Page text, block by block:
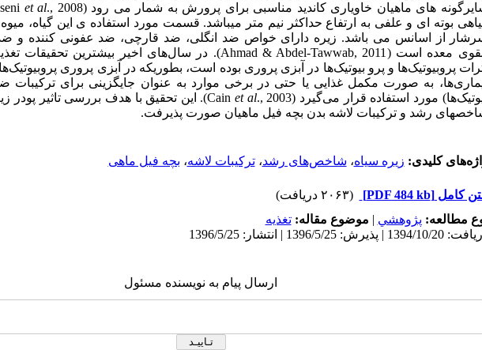
های ماهیان خاویاری کاندید مناسبی برای پرورش به شمار می رود (
et al., 2008
بوته ای و علفی به ارتفاع حداکثر نیم متر می­باشد. قسمت مورد استفاده ی این گیاه،
از اسانس می باشد. زیره دارای خواص ضد انگلی، ضد قارچی، ضد عفونی کننده و
معده است ( Ahmad & Abdel-Tawwab, 2011). در سال‌های اخیر بیشترین تحقیقات
پروبیوتیک‌ها و پرو بیوتیک‌ها در آبزی پروری بوده است، بطوریکه در آبزی پروری
به صورت مکمل غذایی یا حتی در برخی موارد به عنوان جایگزینی برای ترکیبات
مورد استفاده قرار می‌گیرد (
Cainet al., 2003
). این تحقیق با هدف بررسی تاثیر پودر
رشد و ترکیبات لاشه بدن بچه فیل ماهیان صورت پذیرفت.
کلیدی: زیره سیاه، شاخص‌های رشد،ترکیبات لاشه، بچه فیل ماهی
کامل[PDF 484 kb]
(۲۰۶۳ دریافت)
مطالعه: پژوهشي | موضوع مقاله:تغذيه
10/20 | پذیرش: 1396/5/25 | انتشار: 1396/5/25
ارسال پیام به نویسنده مسئول